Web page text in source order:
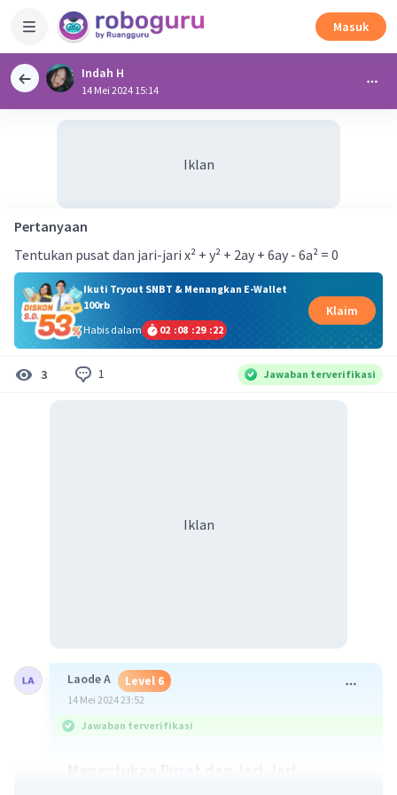
Masuk
Indah H
14 Mei 2024 15:14
Iklan
Pertanyaan
Tentukan pusat dan jari-jari x² + y² + 2ay + 6ay - 6a² = 0
Ikuti Tryout SNBT & Menangkan E-Wallet
100rb
Habis dalam
02 :08 :29 :21
Klaim
3 1 Jawaban terverifikasi
Iklan
Laode A Level 6
14 Mei 2024 23:52
Jawaban terverifikasi